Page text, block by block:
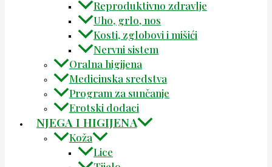
Reproduktivno zdravlje
Uho, grlo, nos
Kosti, zglobovi i mišići
Nervni sistem
Oralna higijena
Medicinska sredstva
Program za sunčanje
Erotski dodaci
NJEGA I HIGIJENA
Koža
Lice